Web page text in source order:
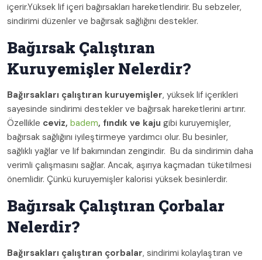
içerir.Yüksek lif içeri bağırsakları hareketlendirir. Bu sebzeler,
sindirimi düzenler ve bağırsak sağlığını destekler.
Bağırsak Çalıştıran
Kuruyemişler Nelerdir?
Bağırsakları çalıştıran kuruyemişler, yüksek lif içerikleri
sayesinde sindirimi destekler ve bağırsak hareketlerini artırır.
Özellikle ceviz, badem, fındık ve kaju gibi kuruyemişler,
bağırsak sağlığını iyileştirmeye yardımcı olur. Bu besinler,
sağlıklı yağlar ve lif bakımından zengindir. Bu da sindirimin daha
verimli çalışmasını sağlar. Ancak, aşırıya kaçmadan tüketilmesi
önemlidir. Çünkü kuruyemişler kalorisi yüksek besinlerdir.
Bağırsak Çalıştıran Çorbalar
Nelerdir?
Bağırsakları çalıştıran çorbalar, sindirimi kolaylaştıran ve